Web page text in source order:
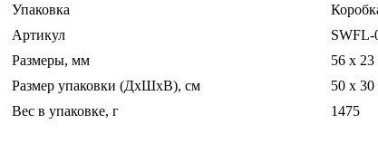
Упаковка
Артикул
SWFL-
Размеры, мм
56 х 23
Размер упаковки (ДхШхВ), см
50 x 30
Вес в упаковке, г
1475